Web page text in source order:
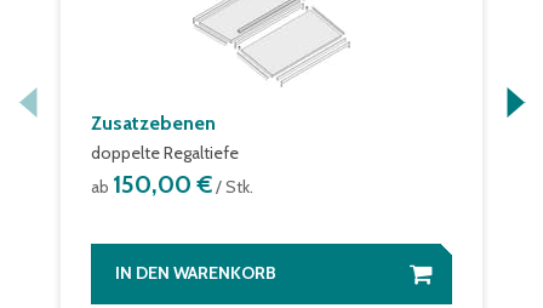
Zusatzebenen
doppelte Regaltiefe
ab 150,00 €/ Stk.
IN DEN WARENKORB